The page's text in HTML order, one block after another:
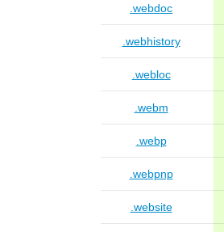
.webdoc
.webhistory
.webloc
.webm
.webp
.webpnp
.website